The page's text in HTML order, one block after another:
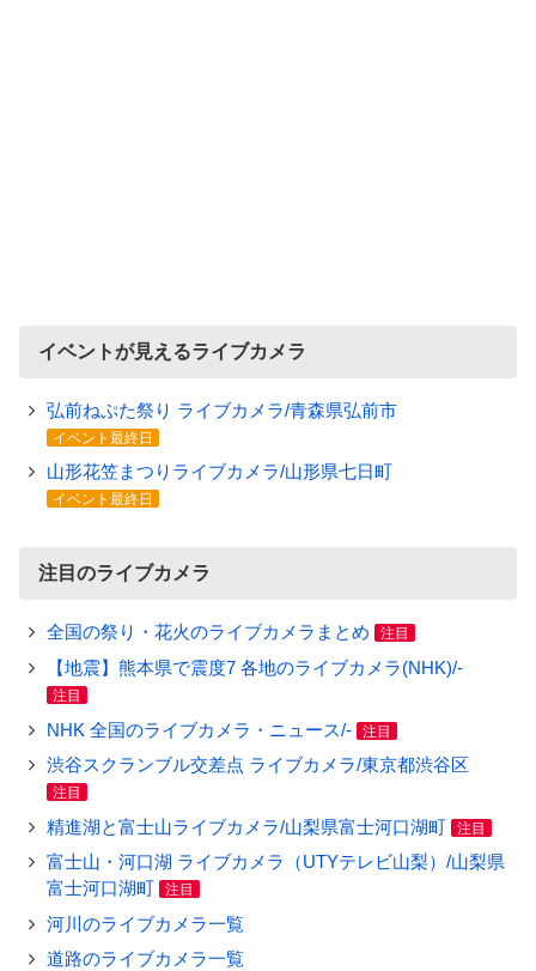
イベントが見えるライブカメラ
弘前ねぷた祭り ライブカメラ/青森県弘前市
イベント最終日
山形花笠まつりライブカメラ/山形県七日町
イベント最終日
注目のライブカメラ
全国の祭り・花火のライブカメラまとめ 注目
【地震】熊本県で震度7 各地のライブカメラ(NHK)/-
注目
NHK 全国のライブカメラ・ニュース/- 注目
渋谷スクランブル交差点 ライブカメラ/東京都渋谷区
注目
精進湖と富士山ライブカメラ/山梨県富士河口湖町 注目
富士山・河口湖 ライブカメラ（UTYテレビ山梨）/山梨県
富士河口湖町
注目
河川のライブカメラ一覧
道路のライブカメラ一覧